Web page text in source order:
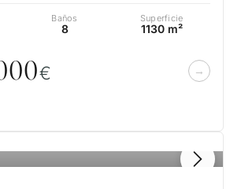
Baños
8
Superficie
1130 m²
00€